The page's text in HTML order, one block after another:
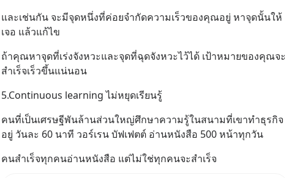
และเช่นกัน จะมีจุดหนึ่งที่ค่อยจำกัดความเร็วของคุณอยู่ หาจุดนั้นให้
เจอ แล้วแก้ไข
ถ้าคุณหาจุดที่เร่งจังหวะและจุดที่ฉุดจังหวะไว้ได้ เป้าหมายของคุณจะ
สำเร็จเร็วขึ้นแน่นอน
5.Continuous learning ไม่หยุดเรียนรู้
คนที่เป็นเศรษฐีพันล้านส่วนใหญ่ศึกษาความรู้ในสนามที่เขาทำธุรกิจ
อยู่ วันละ 60 นาที วอร์เรน บัฟเฟตต์ อ่านหนังสือ 500 หน้าทุกวัน
คนสำเร็จทุกคนอ่านหนังสือ แต่ไม่ใช่ทุกคนจะสำเร็จ